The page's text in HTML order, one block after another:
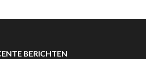
BERICHTEN